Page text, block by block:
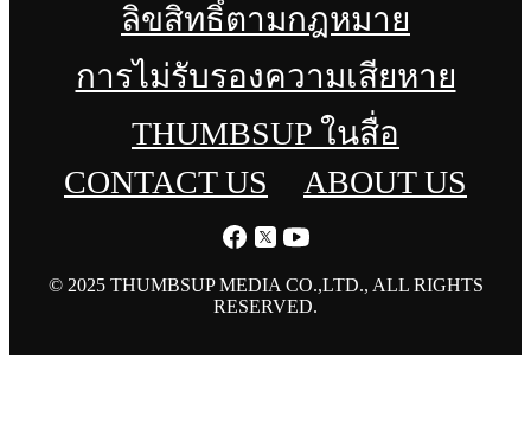
ลิขสิทธิ์ตามกฎหมาย
การไม่รับรองความเสียหาย
THUMBSUP ในสื่อ
CONTACT US
ABOUT US
© 2025 THUMBSUP MEDIA CO.,LTD., ALL RIGHTS
RESERVED.